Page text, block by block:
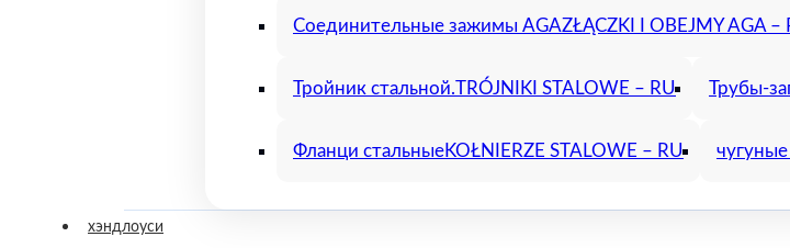
Соединительные зажимы AGAZŁĄCZKI I OBEJMY AGA –
Тройник стальной.TRÓJNIKI STALOWE – RU Трубы-
Фланци стальныеKOŁNIERZE STALOWE – RU
хэндлоуси